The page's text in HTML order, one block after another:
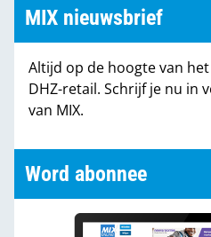
Partners
MIX nieuwsbrief
Altijd op de hoogte van
DHZ-retail. Schrijf je nu in
van MIX.
Word abonnee